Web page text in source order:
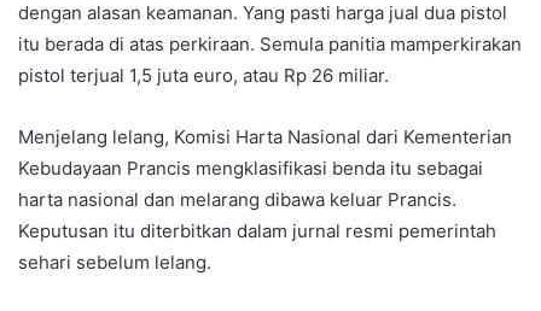
dengan alasan keamanan. Yang pasti harga jual dua pistol
itu berada di atas perkiraan. Semula panitia mamperkirakan
pistol terjual 1,5 juta euro, atau Rp 26 miliar.
Menjelang lelang, Komisi Harta Nasional dari Kementerian
Kebudayaan Prancis mengklasifikasi benda itu sebagai
harta nasional dan melarang dibawa keluar Prancis.
Keputusan itu diterbitkan dalam jurnal resmi pemerintah
sehari sebelum lelang.